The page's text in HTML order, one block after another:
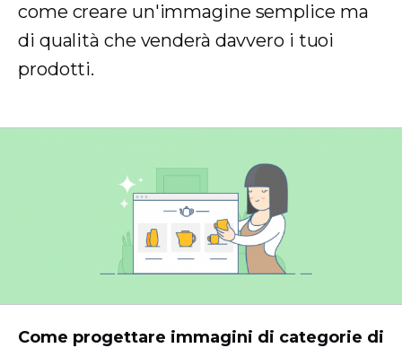
come creare un'immagine semplice ma
di qualità che venderà davvero i tuoi
prodotti.
Come progettare immagini di categorie di